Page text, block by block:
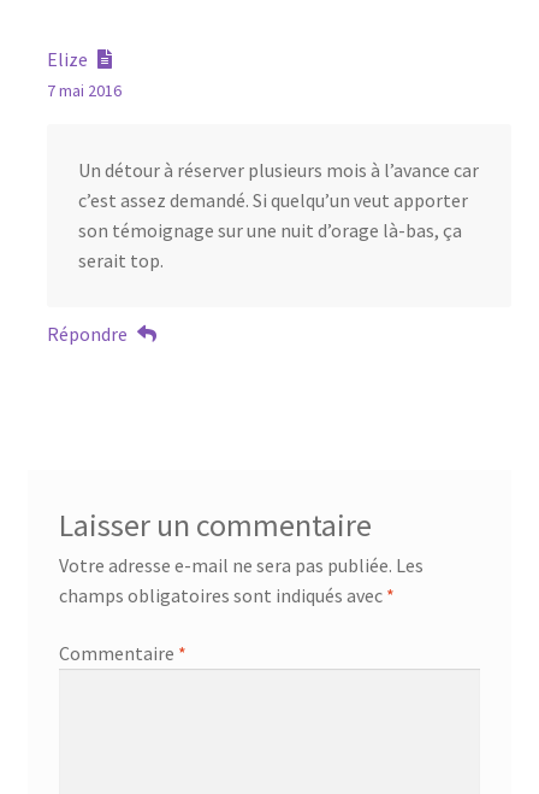
Elize
7 mai 2016
Un détour à réserver plusieurs mois à l’avance car
c’est assez demandé. Si quelqu’un veut apporter
son témoignage sur une nuit d’orage là-bas, ça
serait top.
Répondre
Laisser un commentaire
Votre adresse e-mail ne sera pas publiée. Les
champs obligatoires sont indiqués avec *
Commentaire *